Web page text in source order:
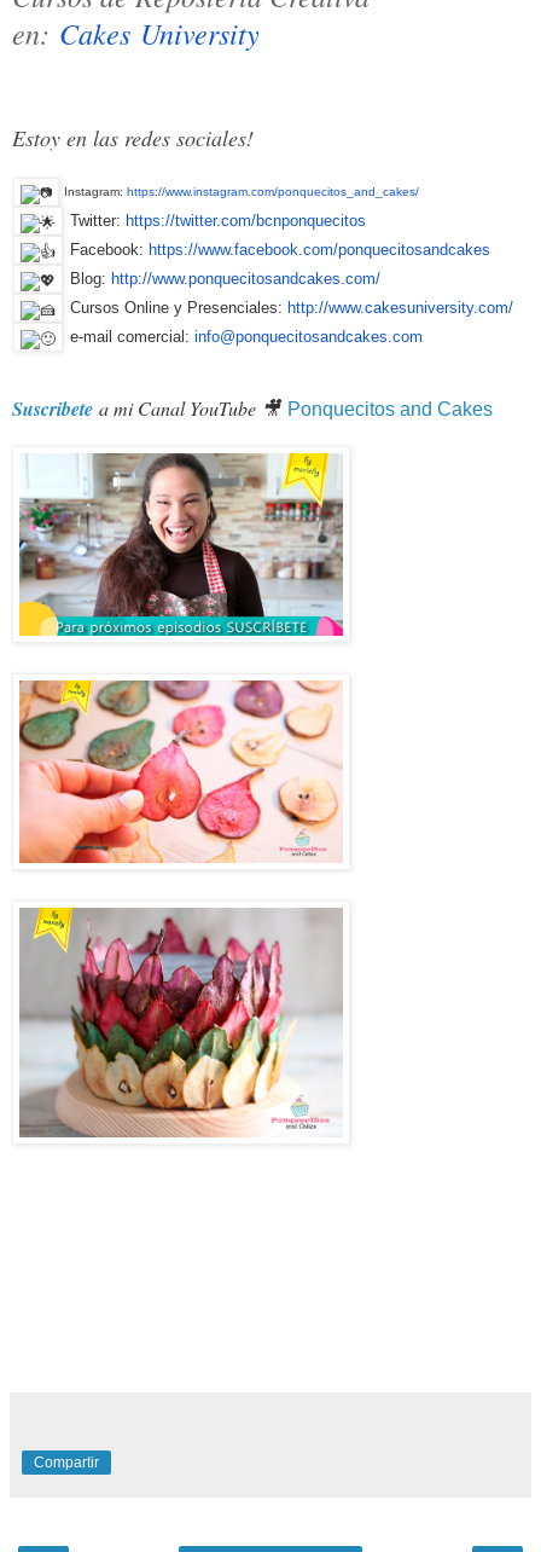
en: Cakes University
Estoy en las redes sociales!
Instagram:https://www.instagram.com/ponquecitos_and_cakes/
Twitter: https://twitter.com/bcnponquecitos
Facebook: https://www.facebook.com/ponquecitosandcakes
Blog: http://www.ponquecitosandcakes .com/
Cursos Online y Presenciales: http://www.cakesuniversity.com/
e-mail comercial: info@ponquecitosandcakes.com
Suscribete a mi Canal YouTube 🎥 Ponquecitos and Cakes
Compartir